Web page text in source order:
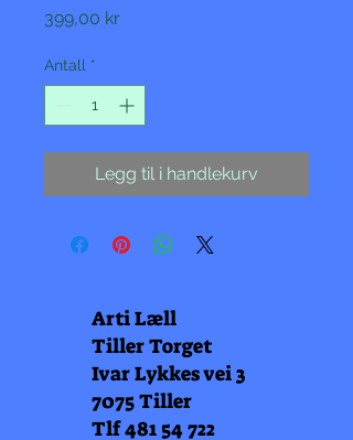
399,00 krPris
Antall *
Legg til i handlekurv
Arti Læll
Tiller Torget
Ivar Lykkes vei 3
7075 Tiller
Tlf481 54 722